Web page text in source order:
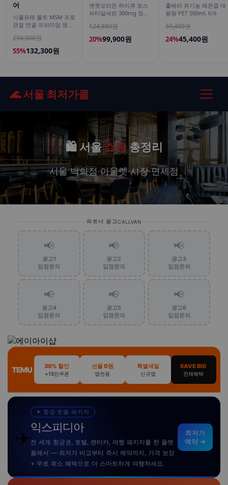
어
식물유래 몰트 MSM 프로
관절 연골 프리미엄 영양
정, 6개
294,000원
55%132,300원
엔젯오리진 하이큐 포스
파티딜세린 300mg 징코
슐, 5개
124,880원
20%99,900원
홀베리 유기농 레몬즙 대
용량 PET 500ml, 6개
59,400원
24%45,400원
🌊 서울 최저가콜
🛍️ 서울쇼핑총정리
서울 백화점·아울렛·시장·면세점
파트너 광고CALLVAN
📢
광고1
입점문의
📢
광고2
입점문의
📢
광고3
입점문의
📢
광고4
입점문의
📢
광고5
입점문의
📢
광고6
입점문의
TEMU 30% 할인
+15만쿠폰
선물 0원
앱전용
특별세일
신규앱
SAVE BIG
전체혜택
✈️
✦ 항공·호텔·패키지
익스피디아
전 세계 항공권, 호텔, 렌터카, 여행 패키지를 한 플랫
폼에서 — 최저가 비교부터 즉시 예약까지, 가격 보장
+ 무료 취소 혜택으로 더 스마트하게 여행하세요.
최저가
예약 →